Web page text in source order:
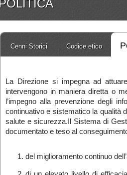
POLITICA
Cenni Storici Codice etico
La Direzione si impegna ad
intervengono in maniera diretta o
l’impegno alla prevenzione degli
continuativo e sistematico la qualità
salute e sicurezza.Il Sistema di
documentato e teso al
del miglioramento continuo